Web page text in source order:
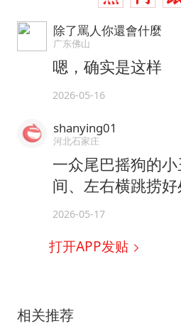
除了罵人你還會什麼
广东佛山
嗯，确实是这样
2026-05-16
shanying01
河北石家庄
一众尾巴摇狗的
间、左右横跳捞好
2026-05-17
打开APP发贴
相关推荐